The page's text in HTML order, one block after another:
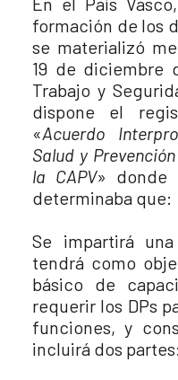
formación de los
se materializó
19 de diciembre
Trabajo y
dispone el
«Acuerdo
Salud y
la CAPV» donde
determinaba que:
Se impartirá
tendrá como
básico de
requerir los DPs
funciones, y
incluirá dos partes: